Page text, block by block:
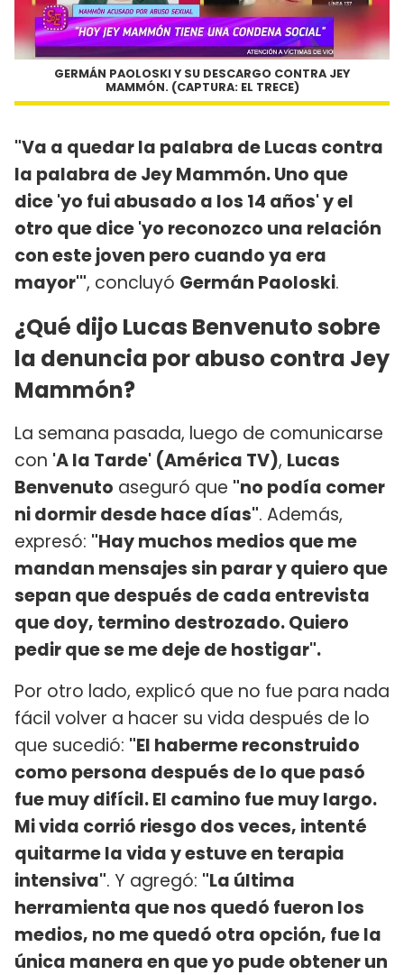
GERMÁN PAOLOSKI Y SU DESCARGO CONTRA JEY
MAMMÓN. (CAPTURA: EL TRECE)
"Va a quedar la palabra de Lucas contra
la palabra de Jey Mammón. Uno que
dice 'yo fui abusado a los 14 años' y el
otro que dice 'yo reconozco una relación
con este joven pero cuando ya era
mayor'", concluyó Germán Paoloski.
¿Qué dijo Lucas Benvenuto sobre
la denuncia por abuso contra Jey
Mammón?
La semana pasada, luego de comunicarse
con 'A la Tarde' (América TV), Lucas
Benvenuto aseguró que "no podía comer
ni dormir desde hace días". Además,
expresó: "Hay muchos medios que me
mandan mensajes sin parar y quiero que
sepan que después de cada entrevista
que doy, termino destrozado. Quiero
pedir que se me deje de hostigar".
Por otro lado, explicó que no fue para nada
fácil volver a hacer su vida después de lo
que sucedió: "El haberme reconstruido
como persona después de lo que pasó
fue muy difícil. El camino fue muy largo.
Mi vida corrió riesgo dos veces, intenté
quitarme la vida y estuve en terapia
intensiva". Y agregó: "La última
herramienta que nos quedó fueron los
medios, no me quedó otra opción, fue la
única manera en que yo pude obtener un